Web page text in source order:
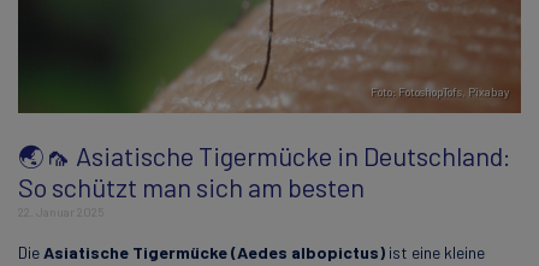
Foto: FotoshopTofs, Pixabay
🌏🦟 Asiatische Tigermücke in Deutschland:
So schützt man sich am besten
22. Januar 2025
Die Asiatische Tigermücke (Aedes albopictus) ist eine kleine